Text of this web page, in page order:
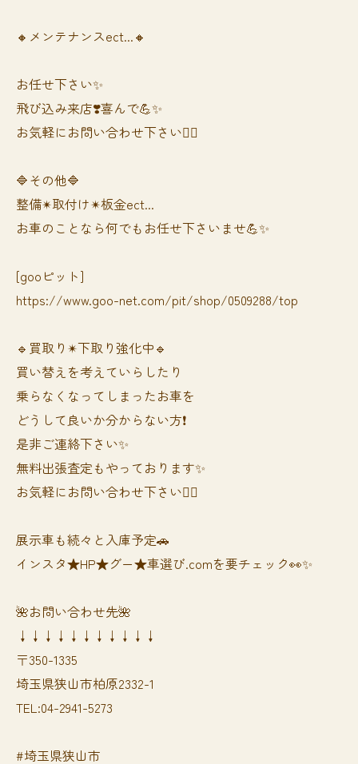
🔸メンテナンスect...🔸
お任せ下さい✨
飛び込み来店❣️喜んで💪✨
お気軽にお問い合わせ下さい🙆‍♀️
🔷その他🔷
整備✴︎取付け✴︎板金ect...
お車のことなら何でもお任せ下さいませ💪✨
[gooピット]
https://www.goo-net.com/pit/shop/0509288/top
🔹買取り✴︎下取り強化中🔹
買い替えを考えていらしたり
乗らなくなってしまったお車を
どうして良いか分からない方❗️
是非ご連絡下さい✨
無料出張査定もやっております✨
お気軽にお問い合わせ下さい🙆‍♀️
展示車も続々と入庫予定🚗
インスタ★HP★グー★車選び.comを要チェック👀✨
🌺お問い合わせ先🌺
↓↓↓↓↓↓↓↓↓↓↓
〒350-1335
埼玉県狭山市柏原2332-1
TEL:04-2941-5273
#埼玉県狭山市